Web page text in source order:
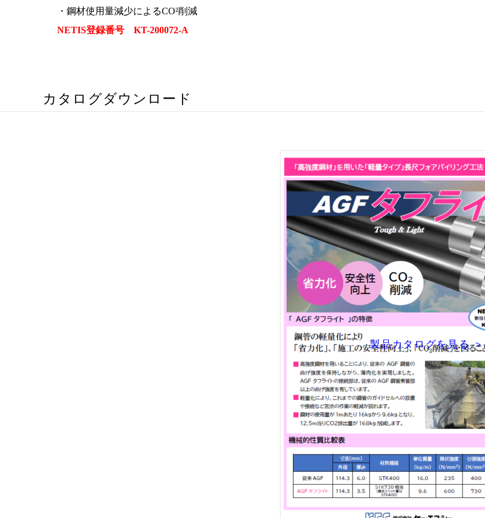
・鋼材使用量減少によるCO²削減
NETIS登録番号 KT-200072-A
カタログダウンロード
製品カタログを見る ＞